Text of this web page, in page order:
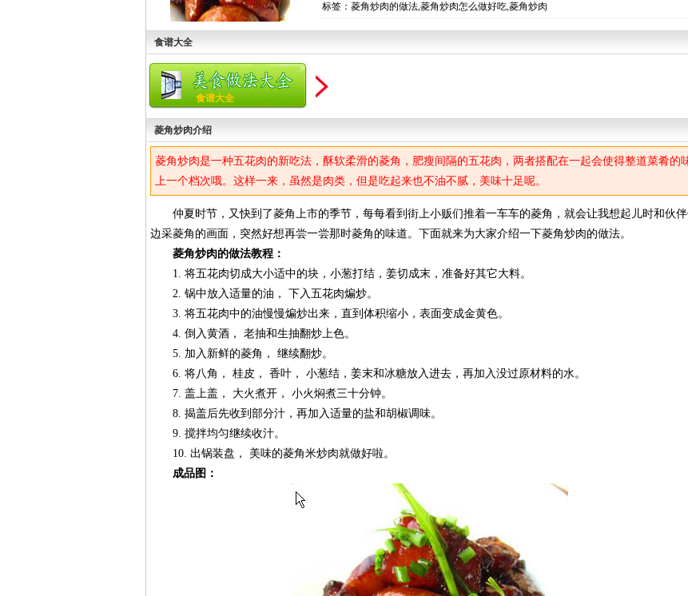
标签：菱角炒肉的做法,菱角炒肉怎么做好吃,菱角炒肉
食谱大全
食谱大全
菱角炒肉介绍
菱角炒肉是一种五花肉的新吃法，酥软柔滑的菱角，肥瘦间隔的五花肉，两者搭配在一起会使得整道菜肴的
上一个档次哦。这样一来，虽然是肉类，但是吃起来也不油不腻，美味十足呢。
仲夏时节，又快到了菱角上市的季节，每每看到街上小贩们推着一车车的菱角，就会让我想起儿时和伙
边采菱角的画面，突然好想再尝一尝那时菱角的味道。下面就来为大家介绍一下菱角炒肉的做法。
菱角炒肉的做法教程：
1. 将五花肉切成大小适中的块，小葱打结，姜切成末，准备好其它大料。
2. 锅中放入适量的油， 下入五花肉煸炒。
3. 将五花肉中的油慢慢煸炒出来，直到体积缩小，表面变成金黄色。
4. 倒入黄酒， 老抽和生抽翻炒上色。
5. 加入新鲜的菱角， 继续翻炒。
6. 将八角， 桂皮， 香叶， 小葱结，姜末和冰糖放入进去，再加入没过原材料的水。
7. 盖上盖， 大火煮开， 小火焖煮三十分钟。
8. 揭盖后先收到部分汁，再加入适量的盐和胡椒调味。
9. 搅拌均匀继续收汁。
10. 出锅装盘， 美味的菱角米炒肉就做好啦。
成品图：